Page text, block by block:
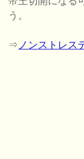
う。
⇒ ノンストレス